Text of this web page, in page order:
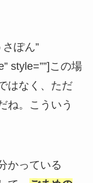
ぽん”
style=””]この場
はなく、ただ
ね。こういう
かっている